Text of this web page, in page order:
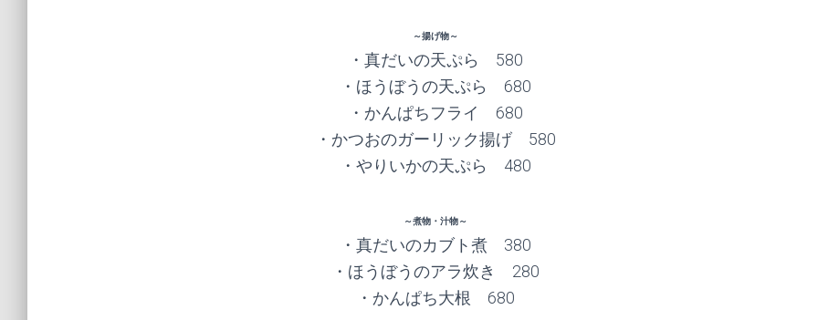
～揚げ物～
・真だいの天ぷら 580
・ほうぼうの天ぷら 680
・かんぱちフライ 680
・かつおのガーリック揚げ 580
・やりいかの天ぷら 480
～煮物・汁物～
・真だいのカブト煮 380
・ほうぼうのアラ炊き 280
・かんぱち大根 680